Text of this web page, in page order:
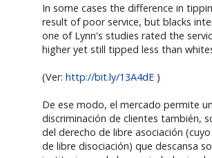
In some cases the difference in
result of poor service, but blacks
one of Lynn's studies rated the
higher yet still tipped less than
(Ver:http://bit.ly/13A4dE )
De ese modo, el mercado permite
discriminación de clientes también,
del derecho de libre asociación
de libre disociación) que descansa